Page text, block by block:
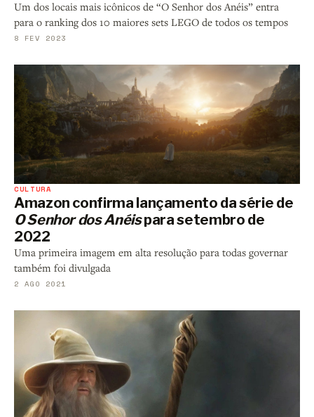
Um dos locais mais icônicos de “O Senhor dos Anéis” entra
para o ranking dos 10 maiores sets LEGO de todos os tempos
8 FEV 2023
CULTURA
Amazon confirma lançamento da série de
O Senhor dos Anéispara setembro de
2022
Uma primeira imagem em alta resolução para todas governar
também foi divulgada
2 AGO 2021